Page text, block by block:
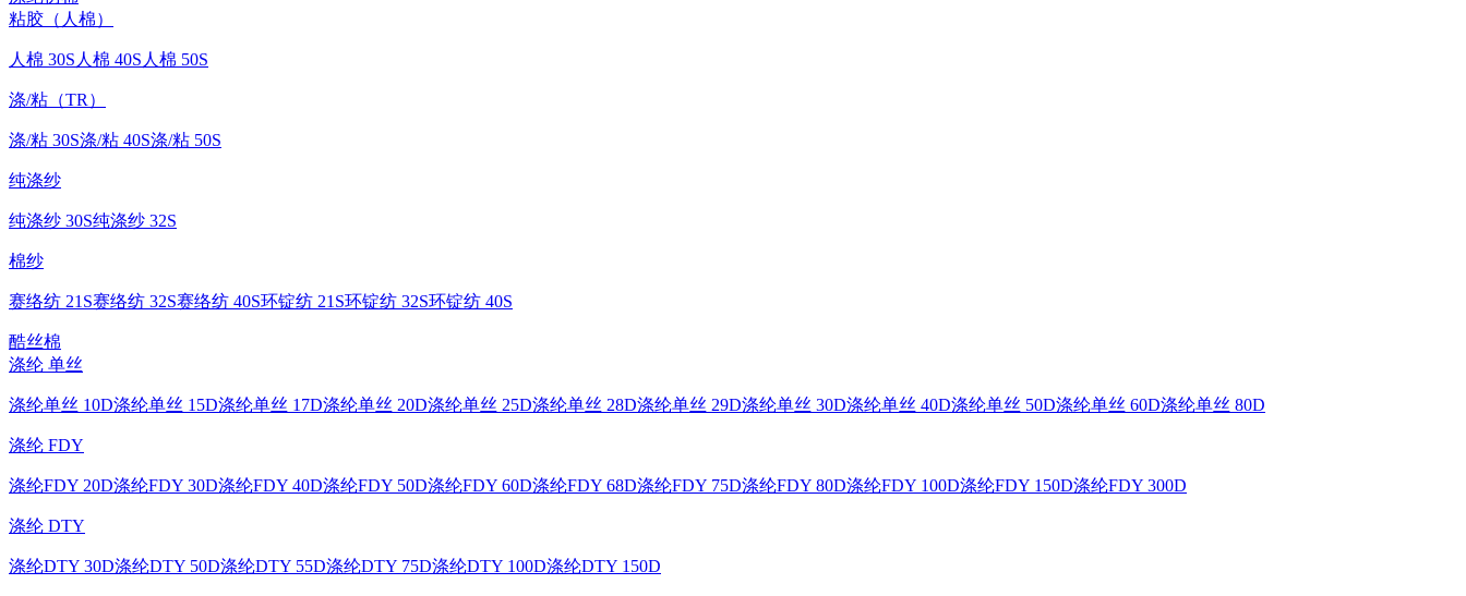
粘胶（人棉）
人棉 30S 人棉 40S 人棉 50S
涤/粘（TR）
涤/粘 30S涤/粘 40S涤/粘 50S
纯涤纱
纯涤纱 30S纯涤纱 32S
棉纱
赛络纺 21S赛络纺 32S赛络纺 40S环锭纺 21S环锭纺 32S环锭纺 40S
酷丝棉
涤纶 单丝
涤纶单丝 10D涤纶单丝 15D涤纶单丝 17D涤纶单丝 20D涤纶单丝 25D涤纶单丝 28D涤纶单丝 29D涤纶单丝 30D涤纶单丝 40D涤纶单丝 50D涤纶单丝 60D涤纶单丝 80D
涤纶 FDY
涤纶FDY 20D涤纶FDY 30D涤纶FDY 40D涤纶FDY 50D涤纶FDY 60D涤纶FDY 68D涤纶FDY 75D涤纶FDY 80D涤纶FDY 100D涤纶FDY 150D涤纶FDY 300D
涤纶 DTY
涤纶DTY 30D涤纶DTY 50D涤纶DTY 55D涤纶DTY 75D涤纶DTY 100D涤纶DTY 150D